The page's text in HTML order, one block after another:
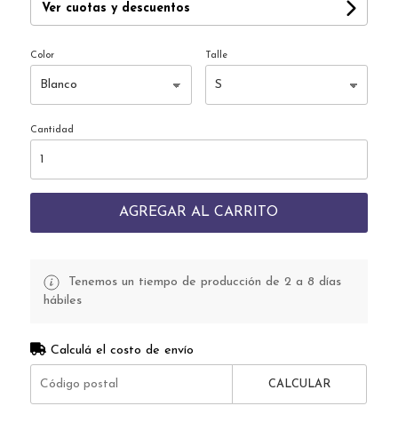
Ver cuotas y descuentos
Color Talle
Cantidad
AGREGAR AL CARRITO
Tenemos un tiempo de producción de 2 a 8 días
hábiles
Calculá el costo de envío
CALCULAR